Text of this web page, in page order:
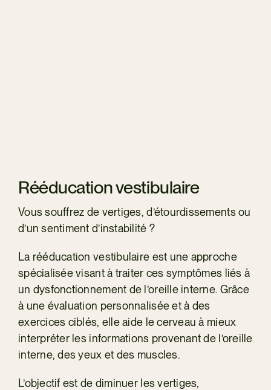
Rééducation vestibulaire
Vous souffrez de vertiges, d’étourdissements ou
d’un sentiment d’instabilité ?
La rééducation vestibulaire est une approche
spécialisée visant à traiter ces symptômes liés à
un dysfonctionnement de l’oreille interne. Grâce
à une évaluation personnalisée et à des
exercices ciblés, elle aide le cerveau à mieux
interpréter les informations provenant de l’oreille
interne, des yeux et des muscles.
L’objectif est de diminuer les vertiges,